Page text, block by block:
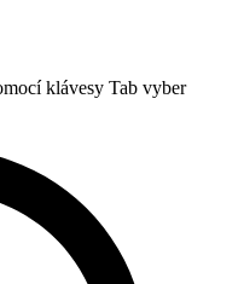
klávesy Tab vyber